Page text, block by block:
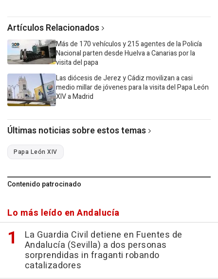
Artículos Relacionados
Más de 170 vehículos y 215 agentes de la Policía
Nacional parten desde Huelva a Canarias por la
visita del papa
Las diócesis de Jerez y Cádiz movilizan a casi
medio millar de jóvenes para la visita del Papa León
XIV a Madrid
Últimas noticias sobre estos temas
Papa León XIV
Contenido patrocinado
Lo más leído en Andalucía
La Guardia Civil detiene en Fuentes de
Andalucía (Sevilla) a dos personas
sorprendidas in fraganti robando
catalizadores